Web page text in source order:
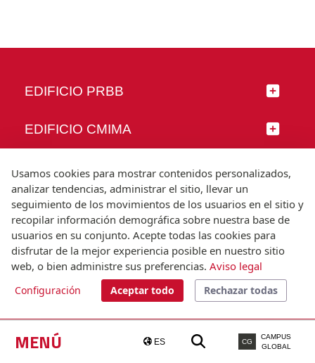
MENÚ ES CG
CAMPUS
GLOBAL
EDIFICIO PRBB
EDIFICIO CMIMA
SÍGUENOS
© Universitat Pompeu Fabra
Barcelona
T.(+34) 93 542 20 00
Usamos cookies para mostrar contenidos personalizados,
analizar tendencias, administrar el sitio, llevar un
seguimiento de los movimientos de los usuarios en el sitio y
recopilar información demográfica sobre nuestra base de
usuarios en su conjunto. Acepte todas las cookies para
disfrutar de la mejor experiencia posible en nuestro sitio
web, o bien administre sus preferencias. Aviso legal
Configuración Aceptar todo Rechazar todas